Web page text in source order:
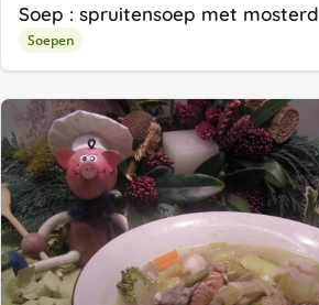
Soep : spruitensoep met mosterd
Soepen